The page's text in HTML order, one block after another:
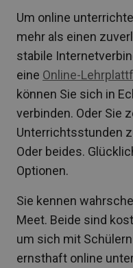
Um online
mehr als einen
stabile
eine Online-
können Sie sich in
verbinden. Oder Sie
Unterrichtsstunden
Oder beides.
Optionen.
Sie kennen
Meet. Beide sind
um sich mit
ernsthaft online